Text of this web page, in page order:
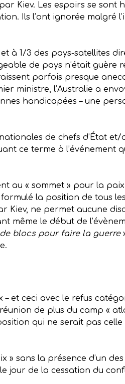
Kiev. Les espoirs se sont
Ils l’ont ignorée malgré
à 1/3 des pays-satellites
de pays n’était guère
parfois presque
ministre, l’Australie a
handicapées – une
de chefs d’État et/
ce terme à l’événement
au « sommet » pour la paix
la position de tous
Kiev, ne permet aucune
même le début de
blocs pour faire la guerre
– et ceci avec le refus
de plus du camp «
qui ne serait pas
» sans la présence d’un
jour de la cessation du